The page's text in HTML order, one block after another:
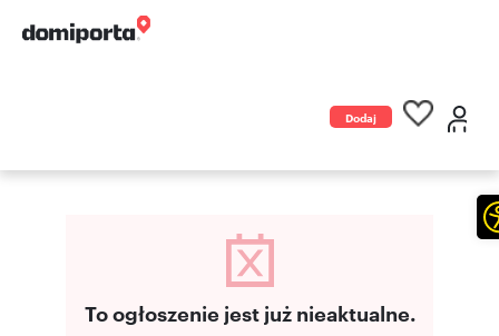
Dodaj
To ogłoszenie jest już nieaktualne.